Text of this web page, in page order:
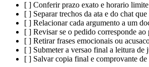
[ ] Conferir prazo exato e horario limite
[ ] Separar trechos da ata e do chat
[ ] Relacionar cada argumento a um
[ ] Revisar se o pedido corresponde
[ ] Retirar frases emocionais ou
[ ] Submeter a versao final a leitura de
[ ] Salvar copia final e comprovante